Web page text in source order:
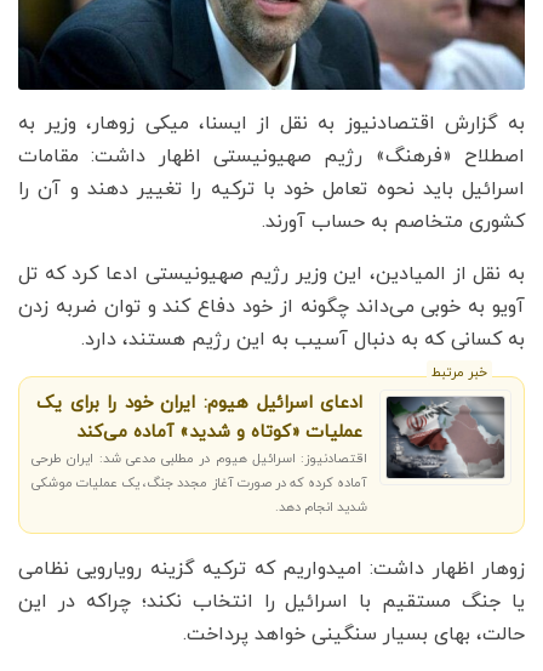
به گزارش اقتصادنیوز به نقل از ایسنا، میکی زوهار، وزیر به
اصطلاح «فرهنگ» رژیم صهیونیستی اظهار داشت: مقامات
اسرائیل باید نحوه تعامل خود با ترکیه را تغییر دهند و آن را
کشوری متخاصم به حساب آورند.
به نقل از المیادین، این وزیر رژیم صهیونیستی ادعا کرد که تل
آویو به خوبی می‌داند چگونه از خود دفاع کند و توان ضربه زدن
به کسانی که به دنبال آسیب به این رژیم هستند، دارد.
خبر مرتبط
ادعای اسرائیل هیوم: ایران خود را برای یک
عملیات «کوتاه و شدید» آماده می‌کند
اقتصادنیوز: اسرائیل هیوم در مطلبی مدعی شد: ایران طرحی
آماده کرده که در صورت آغاز مجدد جنگ، یک عملیات موشکی
شدید انجام دهد.
زوهار اظهار داشت: امیدواریم که ترکیه گزینه رویارویی نظامی
یا جنگ مستقیم با اسرائیل را انتخاب نکند؛ چراکه در این
حالت، بهای بسیار سنگینی خواهد پرداخت.